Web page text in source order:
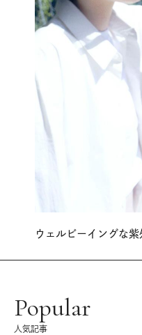
ウェルビーイングな紫
Popular
人気記事